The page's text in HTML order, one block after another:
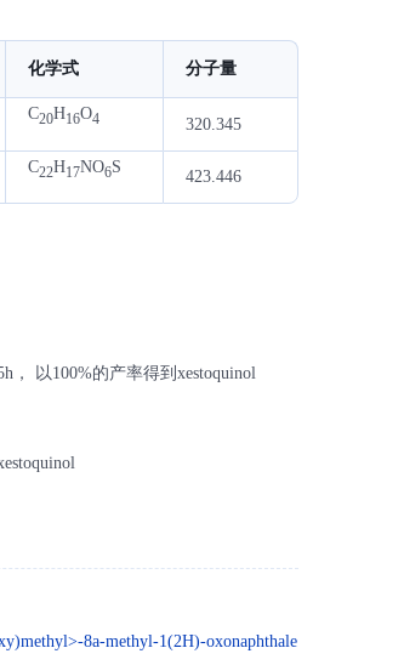
化学式 分子量
C20H16O4 320.345
C22H17NO6S
423.446
， 以100%的产率得到xestoquinol
8a-methyl-1(2H)-oxonaphthale